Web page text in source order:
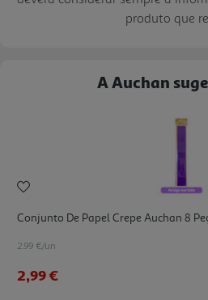
produto que
A Auchan
Conjunto De Papel Crepe Auchan 8
2.99 €/un
2,99 €